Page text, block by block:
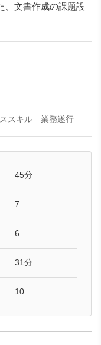
、文書作成の課題設
スキル 業務遂行
45分
7
6
31分
10